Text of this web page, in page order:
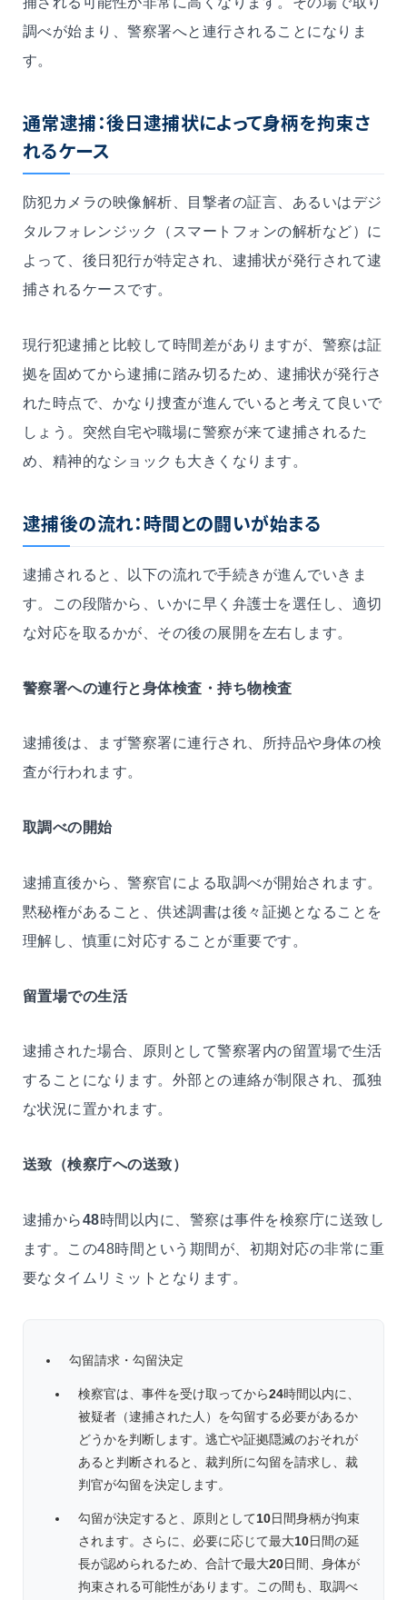
調べが始まり、警察署へと連行されることになりま
す。
通常逮捕：後日逮捕状によって身柄を拘束さ
れるケース
防犯カメラの映像解析、目撃者の証言、あるいはデジ
タルフォレンジック（スマートフォンの解析など）に
よって、後日犯行が特定され、逮捕状が発行されて逮
捕されるケースです。
現行犯逮捕と比較して時間差がありますが、警察は証
拠を固めてから逮捕に踏み切るため、逮捕状が発行さ
れた時点で、かなり捜査が進んでいると考えて良いで
しょう。突然自宅や職場に警察が来て逮捕されるた
め、精神的なショックも大きくなります。
逮捕後の流れ：時間との闘いが始まる
逮捕されると、以下の流れで手続きが進んでいきま
す。この段階から、いかに早く弁護士を選任し、適切
な対応を取るかが、その後の展開を左右します。
警察署への連行と身体検査・持ち物検査
逮捕後は、まず警察署に連行され、所持品や身体の検
査が行われます。
取調べの開始
逮捕直後から、警察官による取調べが開始されます。
黙秘権があること、供述調書は後々証拠となることを
理解し、慎重に対応することが重要です。
留置場での生活
逮捕された場合、原則として警察署内の留置場で生活
することになります。外部との連絡が制限され、孤独
な状況に置かれます。
送致（検察庁への送致）
逮捕から48時間以内に、警察は事件を検察庁に送致し
ます。この48時間という期間が、初期対応の非常に重
要なタイムリミットとなります。
勾留請求・勾留決定
検察官は、事件を受け取ってから24時間以内に、
被疑者（逮捕された人）を勾留する必要があるか
どうかを判断します。逃亡や証拠隠滅のおそれが
あると判断されると、裁判所に勾留を請求し、裁
判官が勾留を決定します。
勾留が決定すると、原則として10日間身柄が拘束
されます。さらに、必要に応じて最大10日間の延
長が認められるため、合計で最大20日間、身体が
拘束される可能性があります。この間も、取調べ